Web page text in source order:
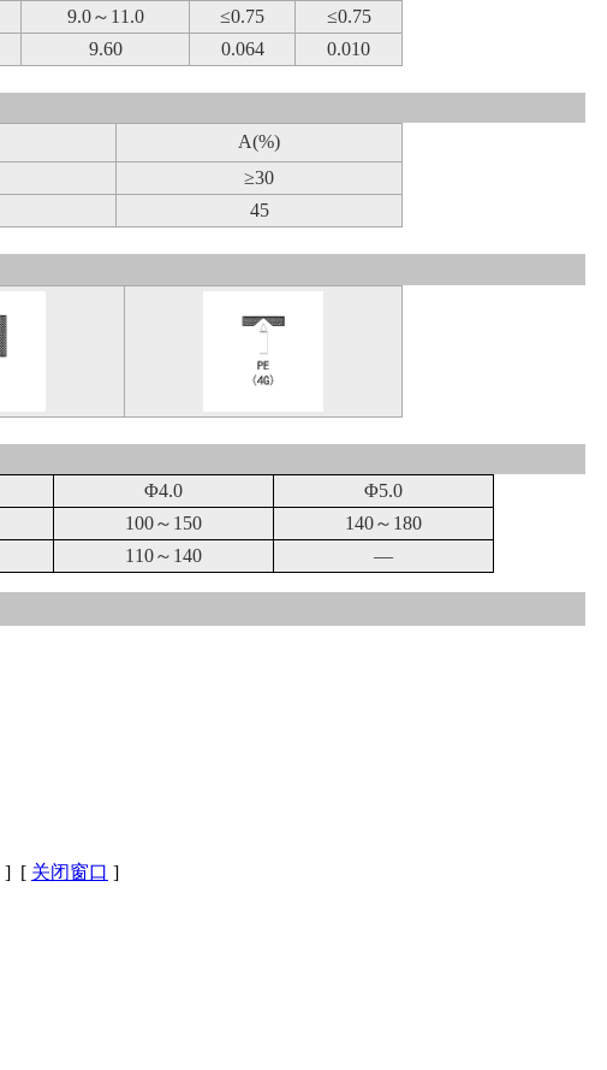
9.0～11.0 ≤0.75
≤0.75
9.60 0.064 0.010
A(%)
≥30
45
Φ4.0 Φ5.0
100～150
140～180
110～140 —
] [ 关闭窗口 ]